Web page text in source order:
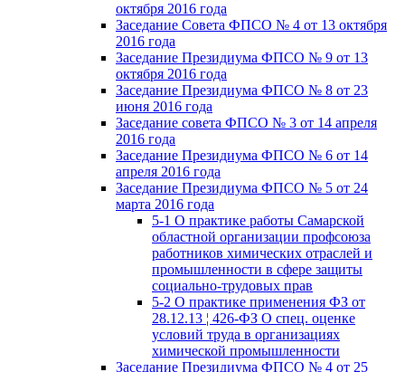
октября 2016 года
Заседание Совета ФПСО № 4 от 13 октября
2016 года
Заседание Президиума ФПСО № 9 от 13
октября 2016 года
Заседание Президиума ФПСО № 8 от 23
июня 2016 года
Заседание совета ФПСО № 3 от 14 апреля
2016 года
Заседание Президиума ФПСО № 6 от 14
апреля 2016 года
Заседание Президиума ФПСО № 5 от 24
марта 2016 года
5-1 О практике работы Самарской
областной организации профсоюза
работников химических отраслей и
промышленности в сфере защиты
социально-трудовых прав
5-2 О практике применения ФЗ от
28.12.13 ¦ 426-ФЗ О спец. оценке
условий труда в организациях
химической промышленности
Заседание Президиума ФПСО № 4 от 25